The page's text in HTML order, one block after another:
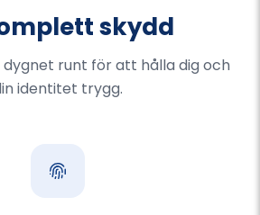
skydd
dygnet runt för att hålla dig och
identitet trygg.